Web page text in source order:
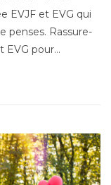
EVJF et EVG qui
penses. Rassure-
EVG pour…